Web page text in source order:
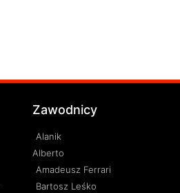
Zawodnicy
Alanik
Alberto
Amadeusz Ferrari
Bartosz Leśko